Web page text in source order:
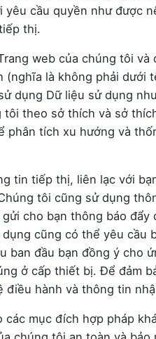
cầu quyền như được
thị.
web của chúng tôi
là không phải dưới
dụng Dữ liệu sử dụng
theo sở thích và sở
tích xu hướng và
tin tiếp thị, liên lạc với
tôi cũng sử dụng
cho bạn thông báo đẩy
cũng có thể yêu cầu
ban đầu bạn đồng ý cho
ở cấp thiết bị. Để đảm
hành và thông tin
mục đích hợp pháp